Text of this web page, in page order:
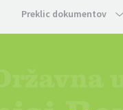
Preklic dokumentov